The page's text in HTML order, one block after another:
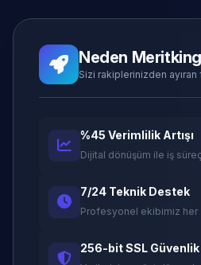
Neden
Sizi rakiplerinizden ayıran
%45 Verimlilik Artışı
Dijital dönüşüm ile iş
7/24 Teknik Destek
Profesyonel ekibimiz her
256-bit SSL Güvenlik